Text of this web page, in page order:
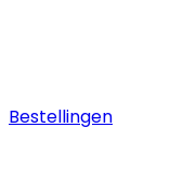
Bestellingen